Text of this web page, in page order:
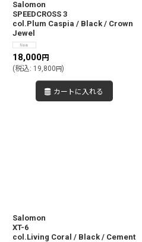
Salomon
SPEEDCROSS 3
col.Plum Caspia / Black / Crown
Jewel
18,000円
(税込: 19,800円)
カートに入れる
Salomon
XT-6
col.Living Coral / Black / Cement